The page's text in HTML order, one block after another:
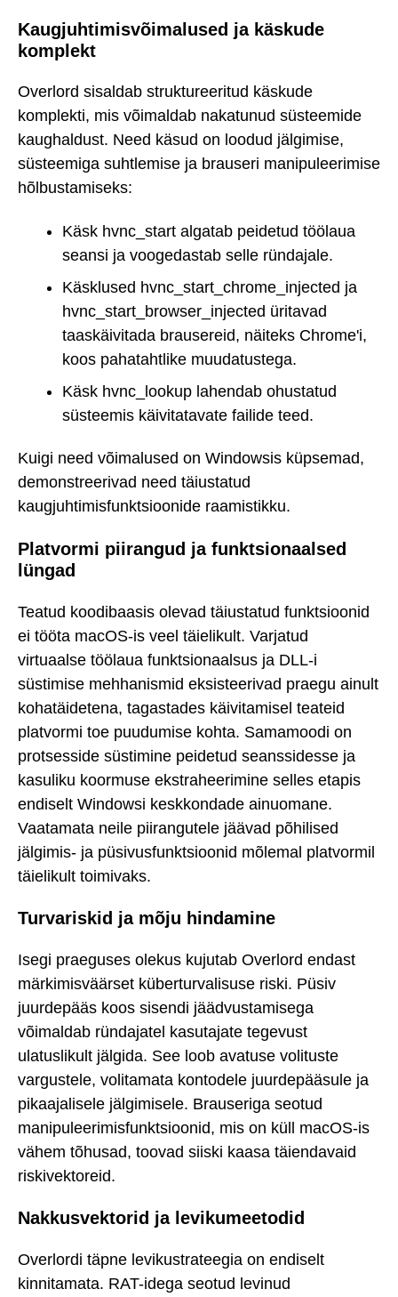
Kaugjuhtimisvõimalused ja käskude
komplekt
Overlord sisaldab struktureeritud käskude
komplekti, mis võimaldab nakatunud süsteemide
kaughaldust. Need käsud on loodud jälgimise,
süsteemiga suhtlemise ja brauseri manipuleerimise
hõlbustamiseks:
Käsk hvnc_start algatab peidetud töölaua
seansi ja voogedastab selle ründajale.
Käsklused hvnc_start_chrome_injected ja
hvnc_start_browser_injected üritavad
taaskäivitada brausereid, näiteks Chrome'i,
koos pahatahtlike muudatustega.
Käsk hvnc_lookup lahendab ohustatud
süsteemis käivitatavate failide teed.
Kuigi need võimalused on Windowsis küpsemad,
demonstreerivad need täiustatud
kaugjuhtimisfunktsioonide raamistikku.
Platvormi piirangud ja funktsionaalsed
lüngad
Teatud koodibaasis olevad täiustatud funktsioonid
ei tööta macOS-is veel täielikult. Varjatud
virtuaalse töölaua funktsionaalsus ja DLL-i
süstimise mehhanismid eksisteerivad praegu ainult
kohatäidetena, tagastades käivitamisel teateid
platvormi toe puudumise kohta. Samamoodi on
protsesside süstimine peidetud seanssidesse ja
kasuliku koormuse ekstraheerimine selles etapis
endiselt Windowsi keskkondade ainuomane.
Vaatamata neile piirangutele jäävad põhilised
jälgimis- ja püsivusfunktsioonid mõlemal platvormil
täielikult toimivaks.
Turvariskid ja mõju hindamine
Isegi praeguses olekus kujutab Overlord endast
märkimisväärset küberturvalisuse riski. Püsiv
juurdepääs koos sisendi jäädvustamisega
võimaldab ründajatel kasutajate tegevust
ulatuslikult jälgida. See loob avatuse volituste
vargustele, volitamata kontodele juurdepääsule ja
pikaajalisele jälgimisele. Brauseriga seotud
manipuleerimisfunktsioonid, mis on küll macOS-is
vähem tõhusad, toovad siiski kaasa täiendavaid
riskivektoreid.
Nakkusvektorid ja levikumeetodid
Overlordi täpne levikustrateegia on endiselt
kinnitamata. RAT-idega seotud levinud